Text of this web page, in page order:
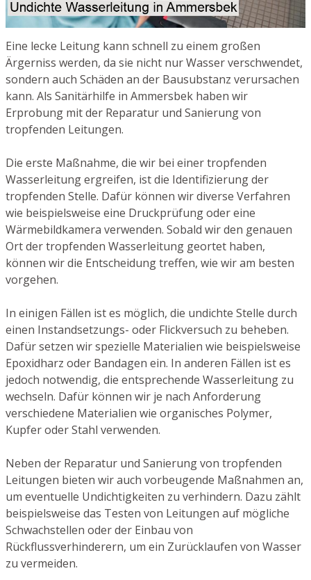
Eine lecke Leitung kann schnell zu einem großen
Ärgerniss werden, da sie nicht nur Wasser verschwendet,
sondern auch Schäden an der Bausubstanz verursachen
kann. Als Sanitärhilfe in Ammersbek haben wir
Erprobung mit der Reparatur und Sanierung von
tropfenden Leitungen.
Die erste Maßnahme, die wir bei einer tropfenden
Wasserleitung ergreifen, ist die Identifizierung der
tropfenden Stelle. Dafür können wir diverse Verfahren
wie beispielsweise eine Druckprüfung oder eine
Wärmebildkamera verwenden. Sobald wir den genauen
Ort der tropfenden Wasserleitung geortet haben,
können wir die Entscheidung treffen, wie wir am besten
vorgehen.
In einigen Fällen ist es möglich, die undichte Stelle durch
einen Instandsetzungs- oder Flickversuch zu beheben.
Dafür setzen wir spezielle Materialien wie beispielsweise
Epoxidharz oder Bandagen ein. In anderen Fällen ist es
jedoch notwendig, die entsprechende Wasserleitung zu
wechseln. Dafür können wir je nach Anforderung
verschiedene Materialien wie organisches Polymer,
Kupfer oder Stahl verwenden.
Neben der Reparatur und Sanierung von tropfenden
Leitungen bieten wir auch vorbeugende Maßnahmen an,
um eventuelle Undichtigkeiten zu verhindern. Dazu zählt
beispielsweise das Testen von Leitungen auf mögliche
Schwachstellen oder der Einbau von
Rückflussverhinderern, um ein Zurücklaufen von Wasser
zu vermeiden.